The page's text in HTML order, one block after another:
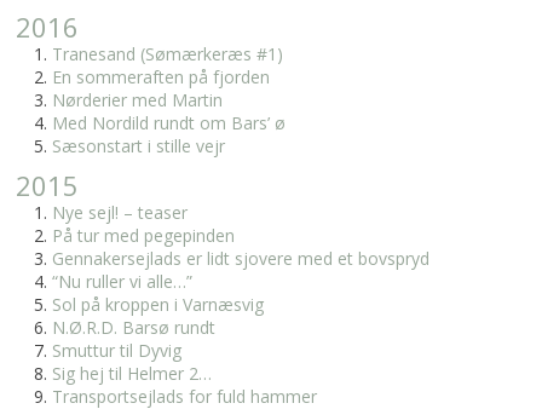
2016
Tranesand (Sømærkeræs #1)
En sommeraften på fjorden
Nørderier med Martin
Med Nordild rundt om Bars’ ø
Sæsonstart i stille vejr
2015
Nye sejl! – teaser
På tur med pegepinden
Gennakersejlads er lidt sjovere med et bovspryd
“Nu ruller vi alle…”
Sol på kroppen i Varnæsvig
N.Ø.R.D. Barsø rundt
Smuttur til Dyvig
Sig hej til Helmer 2…
Transportsejlads for fuld hammer